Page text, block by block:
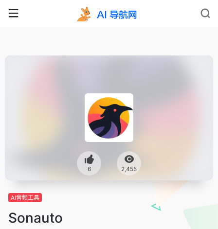
6 2,455
AI音频工具
Sonauto